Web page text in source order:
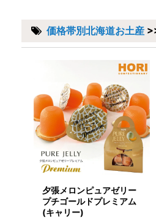
価格帯別北海道お土産
夕張メロンピュアゼリー
プチゴールドプレミアム
(キャリー)